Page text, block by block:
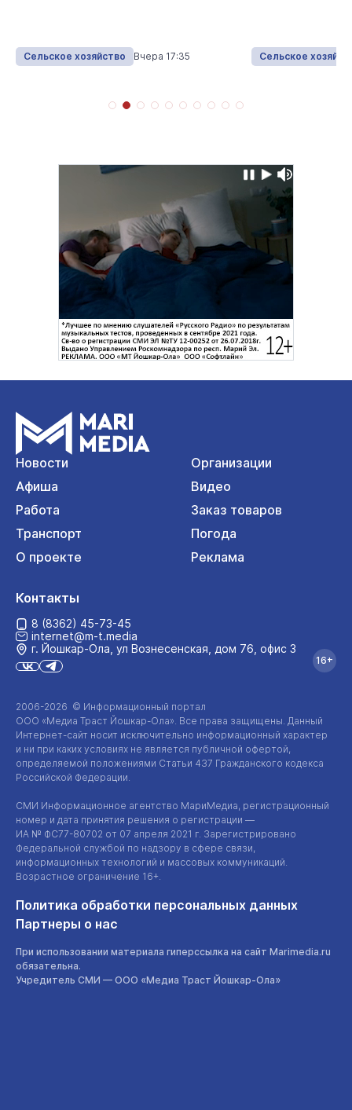
Сельское хозяйство Вчера 17:35 Сельское
Новости
Организации
Афиша
Видео
Работа
Заказ товаров
Транспорт
Погода
О проекте
Реклама
2006-2026 © Информационный портал
ООО «Медиа Траст Йошкар-Ола». Все права защищены. Данный
Интернет-сайт носит исключительно информационный характер
и ни при каких условиях не является публичной офертой,
определяемой положениями Статьи 437 Гражданского кодекса
Российской Федерации.
СМИ Информационное агентство МариМедиа, регистрационный
номер и дата принятия решения о регистрации —
ИА № ФС77-80702 от 07 апреля 2021 г. Зарегистрировано
Федеральной службой по надзору в сфере связи,
информационных технологий и массовых коммуникаций.
Возрастное ограничение 16+.
Политика обработки персональных данных
Партнеры о нас
При использовании материала гиперссылка на сайт Marimedia.ru
обязательна.
Учредитель СМИ — ООО «Медиа Траст Йошкар-Ола»
Контакты
8 (8362) 45-73-45
internet@m-t.media
г. Йошкар‑Ола, ул Вознесенская, дом 76, офис 3
16+